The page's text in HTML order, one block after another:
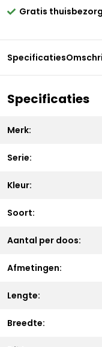
Gratis
Specificaties
Specificaties
Merk:
Serie:
Kleur:
Soort:
Aantal per doos:
Afmetingen:
Lengte:
Breedte: